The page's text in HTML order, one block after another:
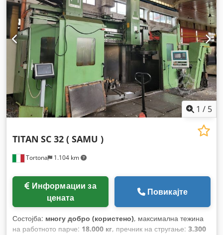
1 / 5
Tortona 1.104 km
TITAN SC 32 ( SAMU )
цената
Повикајте
Состојба: многу добро (користено), максимална тежина
на работното парче: 18.000 кг, пречник на стругање: 3.300